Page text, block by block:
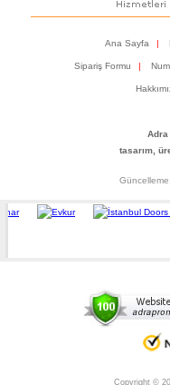
Ana Sayfa |
Sipariş Formu |
tasarım,
Copyright ©